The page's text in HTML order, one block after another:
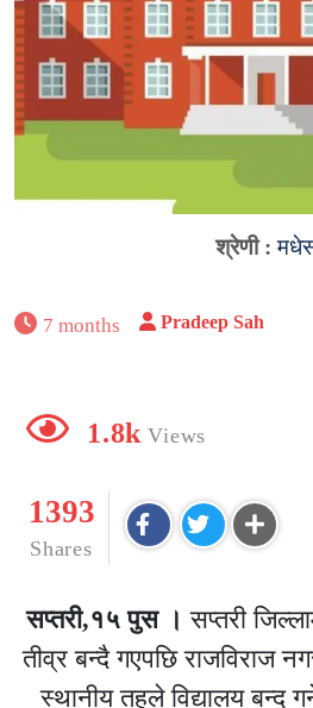
श्रेणी :
7 months Pradeep Sah
1.8k Views
1393
Shares
सप्तरी,१५ पुस । सप्तरी
तीव्र बन्दै गएपछि राजविराज
स्थानीय तहले विद्यालय बन्द